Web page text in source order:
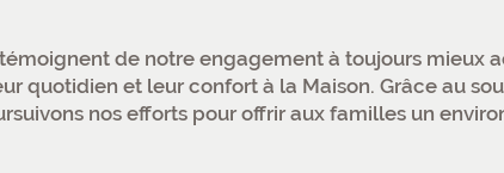
témoignent de notre engagement à toujours mieux
quotidien et leur confort à la Maison. Grâce au
nos efforts pour offrir aux familles un